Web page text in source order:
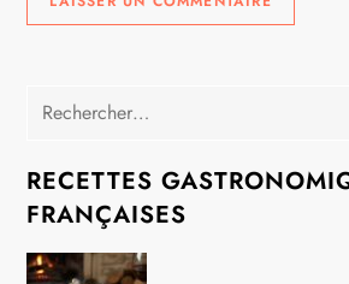
Rechercher :
RECETTES
FRANÇAISES